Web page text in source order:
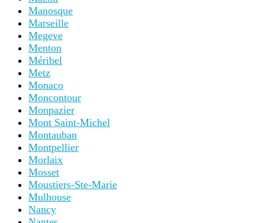
Manosque
Marseille
Megeve
Menton
Méribel
Metz
Monaco
Moncontour
Monpazier
Mont Saint-Michel
Montauban
Montpellier
Morlaix
Mosset
Moustiers-Ste-Marie
Mulhouse
Nancy